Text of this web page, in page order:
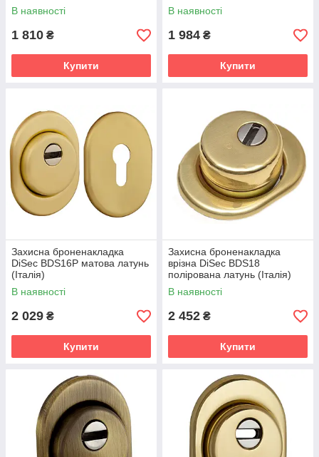
В наявності
1 810 ₴
Купити
В наявності
1 984 ₴
Купити
Захисна броненакладка
DiSec ВDS16P матова латунь
(Італія)
В наявності
2 029 ₴
Купити
Захисна броненакладка
врізна DiSec ВDS18
полірована латунь (Італія)
В наявності
2 452 ₴
Купити